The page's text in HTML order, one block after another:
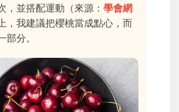
，並搭配運動（來源： 學會網
，我建議把櫻桃當成點心，而
部分。